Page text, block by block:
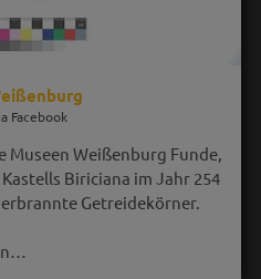
Facebook
Museen Weißenburg Funde,
Biriciana im Jahr 254
Getreidekörner.